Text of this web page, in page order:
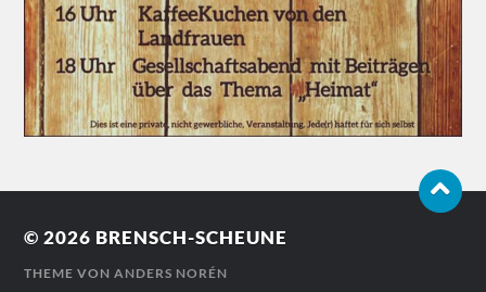
© 2026 BRENSCH-SCHEUNE
THEME VONANDERS NORÉN